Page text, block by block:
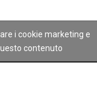
i cookie marketing e
contenuto